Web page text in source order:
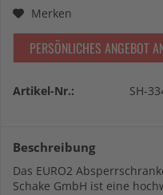
Merken
PERSÖNLICHES ANGEBOT
Artikel-Nr.: SH-
Beschreibung
Das EURO2
Schake GmbH ist eine